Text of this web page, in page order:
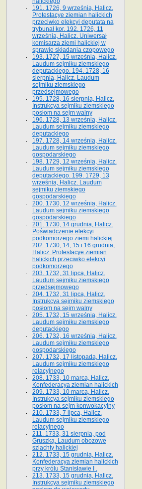
191. 1726, 9 września, Halicz.
Protestacye ziemian halickich
przeciwko elekcyi deputata na
trybunał kor. 192. 1726, 11
września, Halicz. Uniwersał
komisarza ziemi halickiej w
sprawie składania czopowego
193. 1727, 15 września, Halicz.
Laudum sejmiku ziemskiego
deputackiego. 194. 1728, 16
sierpnia, Halicz. Laudum
sejmiku ziemskiego
przedsejmowego
195. 1728, 16 sierpnia, Halicz.
Instrukcya sejmiku ziemskiego
posłom na sejm walny
196. 1728, 13 września, Halicz.
Laudum sejmiku ziemskiego
deputackiego
197. 1728, 14 września, Halicz.
Laudum sejmiku ziemskiego
gospodarskiego
198. 1729, 12 września, Halicz.
Laudum sejmiku ziemskiego
deputackiego. 199. 1729, 13
września, Halicz. Laudum
sejmiku ziemskiego
gospodarskiego
200. 1730, 12 września, Halicz.
Laudum sejmiku ziemskiego
gospodarskiego
201. 1730, 14 grudnia, Halicz.
Poświadczenie elekcyi
podkomorzego ziemi halickiej
202. 1730, 14, 15 i 16 grudnia,
Halicz. Protestacye ziemian
halickich przeciwko elekcyi
podkomorzego
203. 1732, 31 lipca, Halicz.
Laudum sejmiku ziemskiego
przedsejmowego
204. 1732, 31 lipca, Halicz.
Instrukcya sejmiku ziemskiego
posłom na sejm walny
205. 1732, 15 września, Halicz.
Laudum sejmiku ziemskiego
deputackiego
206. 1732, 16 września, Halicz.
Laudum sejmiku ziemskiego
gospodarskiego
207. 1732, 17 listopada, Halicz.
Laudum sejmiku ziemskiego
relacyjnego
208. 1733, 10 marca, Halicz.
Konfederacya ziemian halickich­
209. 1733, 10 marca, Halicz.
Instrukcya sejmiku ziemskiego
posłom na sejm konwokacyjny
210. 1733, 7 lipca, Halicz.
Laudum sejmiku ziemskiego
relacyjnego
211. 1733, 31 sierpnia, pod
Gruszką. Laudum obozowe
szlachty halickiej
212. 1733, 15 grudnia, Halicz.
Konfederacya ziemian halickich
przy królu Stanisławie I .
213. 1733, 15 grudnia, Halicz.
Instrukcya sejmiku ziemskiego